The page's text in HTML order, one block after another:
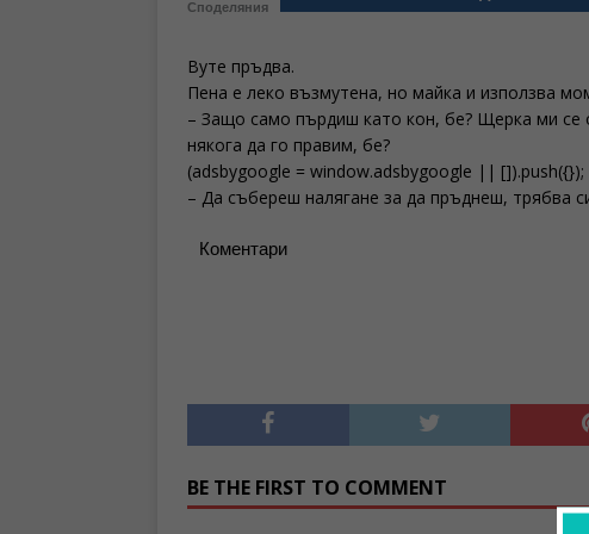
Споделяния
Вуте пръдва.
Пена е леко възмутена, но майка и използва
– Защо само пърдиш като кон, бе? Щерка ми се
някога да го правим, бе?
(adsbygoogle = window.adsbygoogle ||
– Да събереш налягане за да пръднеш, трябва
Коментари
BE THE FIRST TO COMMENT